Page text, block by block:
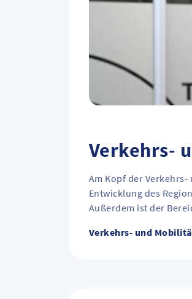
Verkehrs-
Am Kopf der
Entwicklung des
Außerdem ist der
Verkehrs- und